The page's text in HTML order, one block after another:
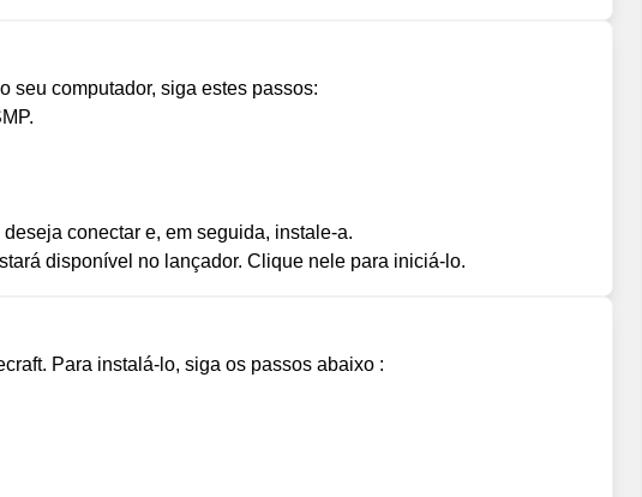
seu computador, siga estes passos:
conectar e, em seguida, instale-a.
disponível no lançador. Clique nele para iniciá-lo.
Para instalá-lo, siga os passos abaixo :